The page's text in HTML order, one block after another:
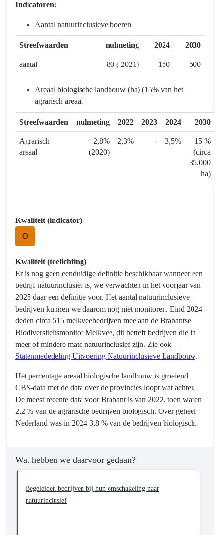
naar
Programma
Landbouw
voedsel
Wat
hebben
bereikt?
Indicatoren:
Aantal natuurinclusieve boeren
Streefwaarden nulmeting 2024 2030
aantal 80 ( 2021) 150 500
Areaal biologische landbouw (ha) (15% van het
agrarisch areaal
Streefwaarden nulmeting 2022 2023 2024 2030
Agrarisch
areaal
2,8%
(2020)
2,3% - 3,5%
15 %
(circa
35.000
ha)
Kwaliteit (indicator)
O
Kwaliteit (toelichting)
Er is nog geen eenduidige definitie beschikbaar wanneer een
bedrijf natuurinclusief is, we verwachten in het voorjaar van
2025 daar een definitie voor. Het aantal natuurinclusieve
bedrijven kunnen we daarom nog niet monitoren. Eind 2024
deden circa 515 melkveebedrijven mee aan de Brabantse
Biodiversiteitsmonitor Melkvee, dit betreft bedrijven die in
meer of mindere mate natuurinclusief zijn. Zie ook
Statenmededeling Uitvoering Natuurinclusieve Landbouw.
Het percentage areaal biologische landbouw is groeiend.
CBS-data met de data over de provincies loopt wat achter.
De meest recente data voor Brabant is van 2022, toen waren
2,2 % van de agrarische bedrijven biologisch. Over geheel
Nederland was in 2024 3,8 % van de bedrijven biologisch.
Wat hebben we daarvoor gedaan?
Begeleiden bedrijven bij hun omschakeling naar
natuurinclusief